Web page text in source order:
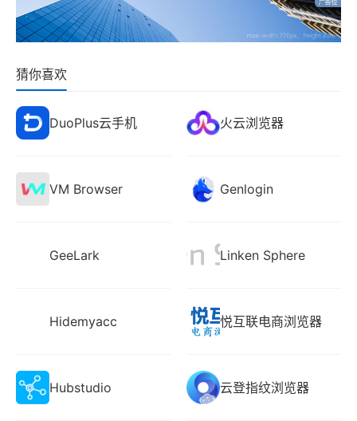
猜你喜欢
DuoPlus云手机 火云浏览器
VM Browser Genlogin
GeeLark Linken Sphere
Hidemyacc 悦互联电商浏览器
Hubstudio 云登指纹浏览器